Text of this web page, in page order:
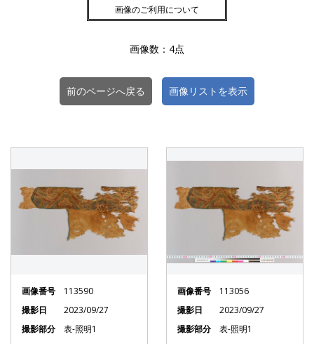
画像のご利用について
画像数：4点
画像番号
113590
撮影日
2023/09/27
撮影部分
表-照明1
画像番号
113056
撮影日
2023/09/27
撮影部分
表-照明1